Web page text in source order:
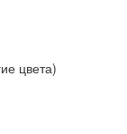
цвета)